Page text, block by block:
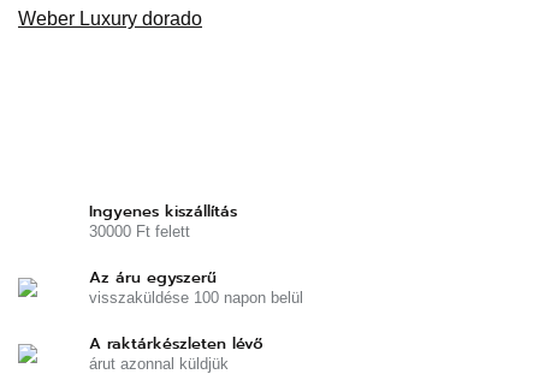
Ingyenes kiszállítás
30000 Ft felett
Az áru egyszerű
visszaküldése 100 napon belül
A raktárkészleten lévő
árut azonnal küldjük